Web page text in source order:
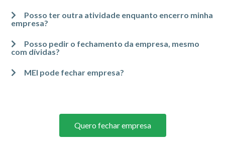
Posso ter outra atividade enquanto encerro minha
empresa?
Posso pedir o fechamento da empresa, mesmo
com dívidas?
MEI pode fechar empresa?
Quero fechar empresa